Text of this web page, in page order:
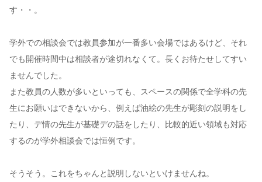
す・・。
学外での相談会では教員参加が一番多い会場ではあるけど、それ
でも開催時間中は相談者が途切れなくて。長くお待たせしてすい
ませんでした。
また教員の人数が多いといっても、スペースの関係で全学科の先
生にお願いはできないから、例えば油絵の先生が彫刻の説明をし
たり、デ情の先生が基礎デの話をしたり、比較的近い領域も対応
するのが学外相談会では恒例です。
そうそう。これをちゃんと説明しないといけませんね。